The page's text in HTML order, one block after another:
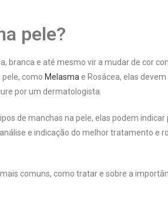
pele?
branca e até mesmo vir a mudar de cor
como Melasma e Rosácea, elas
por um dermatologista.
de manchas na pele, elas podem indicar
e indicação do melhor tratamento e
comuns, como tratar e sobre a